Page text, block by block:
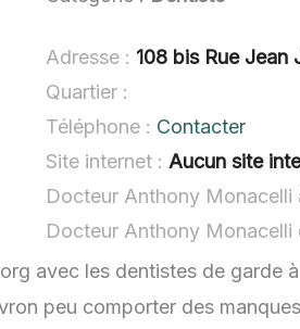
Adresse : 108 bis Rue
Quartier :
Téléphone : Contacter
Site internet : Aucun site
Docteur Anthony Monacelli
Docteur Anthony Monacelli
avec les dentistes de garde
peu comporter des